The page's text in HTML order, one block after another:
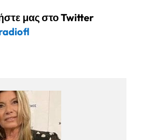
μας στο Twitter